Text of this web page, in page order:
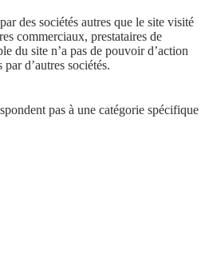
des sociétés autres que le site visité
commerciaux, prestataires de
du site n’a pas de pouvoir d’action
d’autres sociétés.
pas à une catégorie spécifique